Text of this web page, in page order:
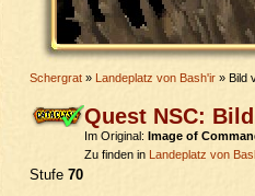
Schergrat » Landeplatz von Bash'ir » Bild
Quest NSC:
Im Original: Image of
Zu finden in Landeplatz von
Stufe 70